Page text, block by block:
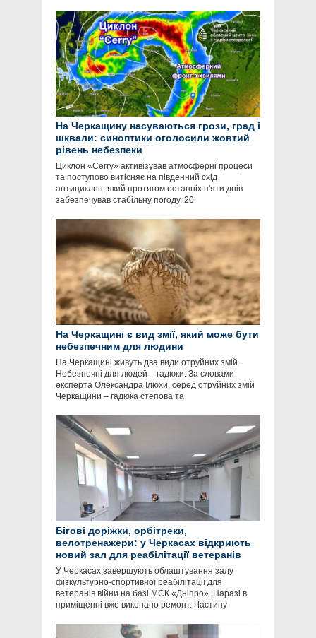
На Черкащину насуваються грози, град і
шквали: синоптики оголосили жовтий
рівень небезпеки
Циклон «Cerry» активізував атмосферні процеси
та поступово витісняє на південний схід
антициклон, який протягом останніх п'яти днів
забезпечував стабільну погоду. 20
На Черкащині є вид змії, який може бути
небезпечним для людини
На Черкащині живуть два види отруйних змій.
Небезпечні для людей – гадюки. За словами
експерта Олександра Ілюхи, серед отруйних змій
Черкащини – гадюка степова та
Бігові доріжки, орбітреки,
велотренажери: у Черкасах відкриють
новий зал для реабілітації ветеранів
У Черкасах завершують облаштування залу
фізкультурно-спортивної реабілітації для
ветеранів війни на базі МСК «Дніпро». Наразі в
приміщенні вже виконано ремонт. Частину